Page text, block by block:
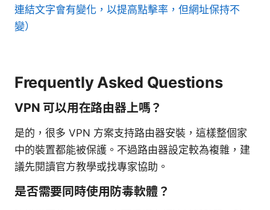
連結文字會有變化，以提高點擊率，但網址保持不
變）
Frequently Asked Questions
VPN 可以用在路由器上嗎？
是的，很多 VPN 方案支持路由器安裝，這樣整個家
中的裝置都能被保護。不過路由器設定較為複雜，建
議先閱讀官方教學或找專家協助。
是否需要同時使用防毒軟體？